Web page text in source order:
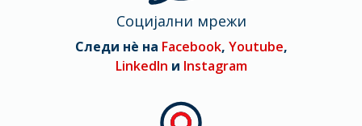
Социјални мрежи
Следи нè на Facebook, Youtube,
LinkedIn и Instagram